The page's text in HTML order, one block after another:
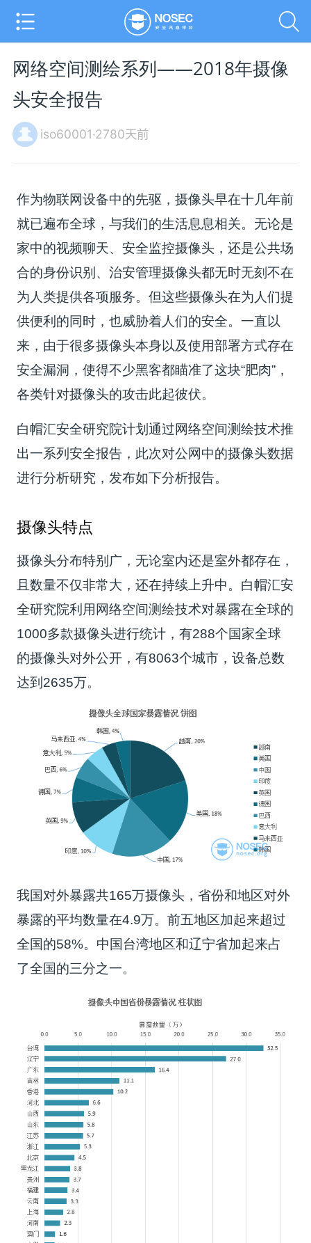
网络空间测绘系列——2018年摄像
头安全报告
iso60001·2780天前
作为物联网设备中的先驱，摄像头早在十几年前
就已遍布全球，与我们的生活息息相关。无论是
家中的视频聊天、安全监控摄像头，还是公共场
合的身份识别、治安管理摄像头都无时无刻不在
为人类提供各项服务。但这些摄像头在为人们提
供便利的同时，也威胁着人们的安全。一直以
来，由于很多摄像头本身以及使用部署方式存在
安全漏洞，使得不少黑客都瞄准了这块“肥肉”，
各类针对摄像头的攻击此起彼伏。
白帽汇安全研究院计划通过网络空间测绘技术推
出一系列安全报告，此次对公网中的摄像头数据
进行分析研究，发布如下分析报告。
摄像头特点
摄像头分布特别广，无论室内还是室外都存在，
且数量不仅非常大，还在持续上升中。白帽汇安
全研究院利用网络空间测绘技术对暴露在全球的
1000多款摄像头进行统计，有288个国家全球
的摄像头对外公开，有8063个城市，设备总数
达到2635万。
我国对外暴露共165万摄像头，省份和地区对外
暴露的平均数量在4.9万。前五地区加起来超过
全国的58%。中国台湾地区和辽宁省加起来占
了全国的三分之一。